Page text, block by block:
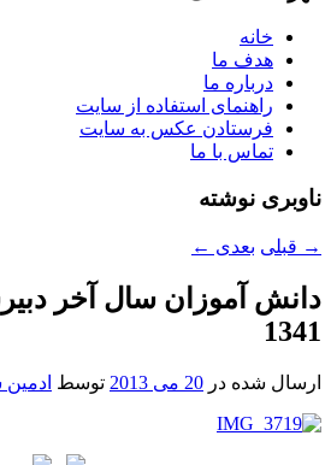
خانه
هدف ما
درباره ما
راهنمای استفاده از سایت
فرستادن عکس به سایت
تماس با ما
ناوبری نوشته
→ قبلی بعدی ←
دانش آموزان سال آخر
1341
ارسال شده در 20 می 2013 توسط